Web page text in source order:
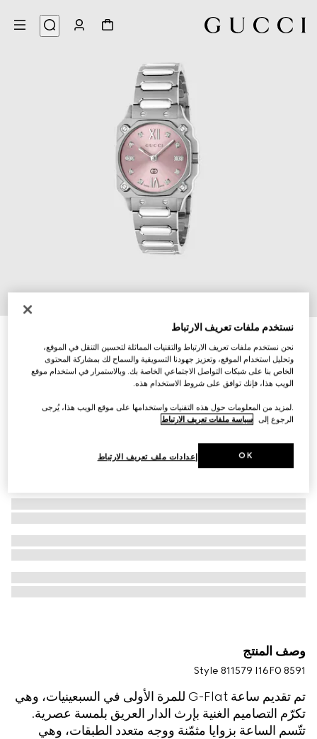
AED 8,850
وصف المنتج
Style ‎811579 I16F0 8591
تم تقديم ساعة G-Flat للمرة الأولى في السبعينيات، وهي
تكرّم التصاميم الغنية بإرث الدار العريق بلمسة عصرية.
تتّسم الساعة بزوايا مثمّنة ووجه متعدد الطبقات، وهي
نستخدم ملفات تعريف الارتباط
نحن نستخدم ملفات تعريف الارتباط والتقنيات المماثلة لتحسين التنقل في الموقع،
وتحليل استخدام الموقع، وتعزيز جهودنا التسويقية والسماح لك بمشاركة المحتوى
الخاص بنا على شبكات التواصل الاجتماعي الخاصة بك. وبالاستمرار في استخدام موقع
الويب هذا، فإنك توافق على شروط الاستخدام هذه.
.لمزيد من المعلومات حول هذه التقنيات واستخدامها على موقع الويب هذا، يُرجى
الرجوع إلى سياسة ملفات تعريف الارتباط
إعدادات ملف تعريف الارتباط OK